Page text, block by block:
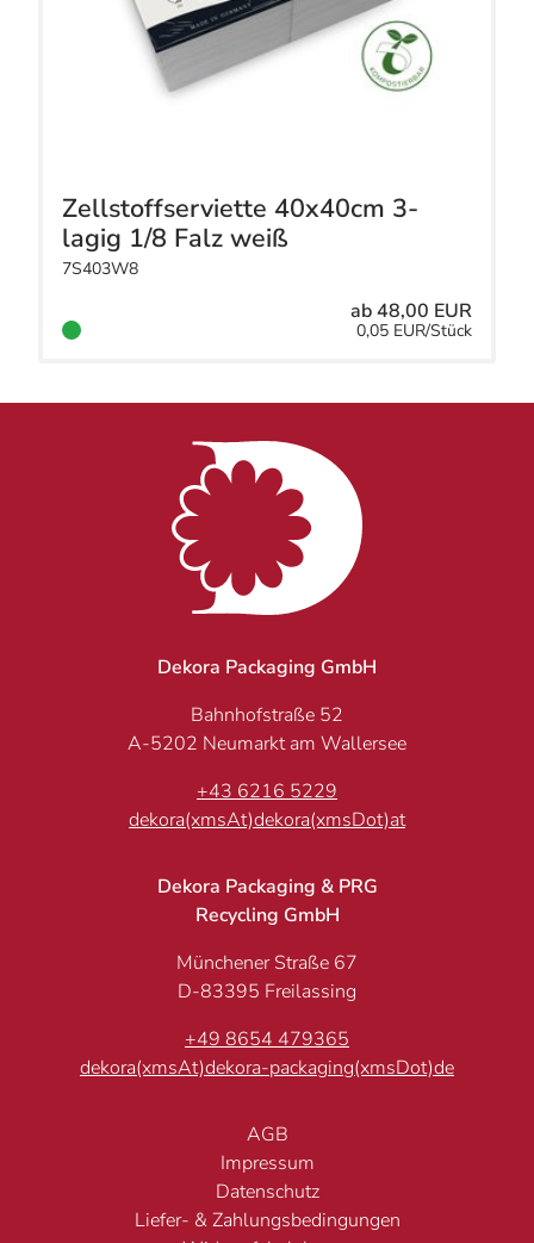
Zellstoffserviette 40x40cm 3-
lagig 1/8 Falz weiß
7S403W8
ab 48,00 EUR
0,05 EUR/Stück
Dekora Packaging GmbH
Bahnhofstraße 52
A-5202 Neumarkt am Wallersee
+43 6216 5229
dekora(xmsAt)dekora(xmsDot)at
Dekora Packaging & PRG
Recycling GmbH
Münchener Straße 67
D-83395 Freilassing
+49 8654 479365
dekora(xmsAt)dekora-packaging(xmsDot)de
AGB
Impressum
Datenschutz
Liefer- & Zahlungsbedingungen